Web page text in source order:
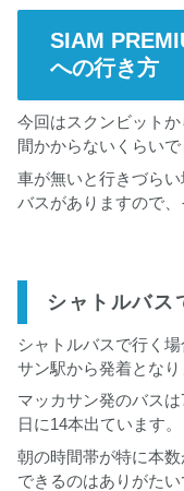
SIAM
への行き方
今回はスクンビット
間かからないくらいで
車が無いと行きづら
バスがありますので、
シャトルバス
シャトルバスで行く
サン駅から発着となり
マッカサン発のバス
日に14本出ています。
朝の時間帯が特に本
できるのはありがたい